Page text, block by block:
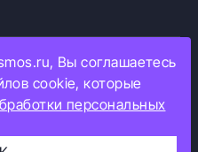
данных
Вы соглашаетесь
cookie, которые
персональных